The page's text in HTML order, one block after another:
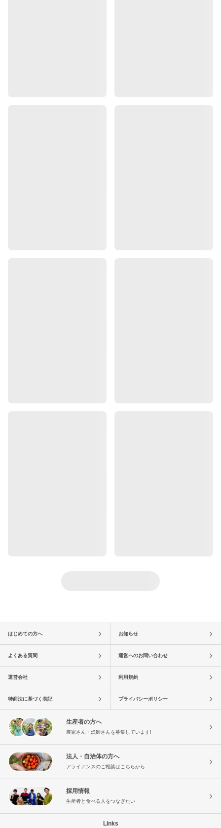
はじめての方へ お知らせ
よくある質問 運営へのお問い合わせ
運営会社 利用規約
特商法に基づく表記 プライバシーポリシー
生産者の方へ
農家さん・漁師さんを募集しています!
法人・自治体の方へ
アライアンスのご相談はこちらから
採用情報
生産者と食べる人をつなぎたい
Links